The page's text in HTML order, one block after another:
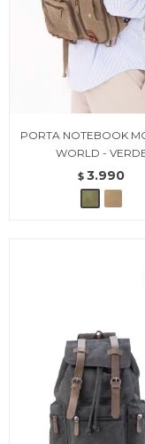
PORTA NOTEBOOK
WORLD -
$ 3.990